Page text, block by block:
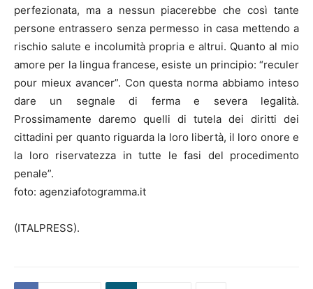
perfezionata, ma a nessun piacerebbe che così tante
persone entrassero senza permesso in casa mettendo a
rischio salute e incolumità propria e altrui. Quanto al mio
amore per la lingua francese, esiste un principio: “reculer
pour mieux avancer”. Con questa norma abbiamo inteso
dare un segnale di ferma e severa legalità.
Prossimamente daremo quelli di tutela dei diritti dei
cittadini per quanto riguarda la loro libertà, il loro onore e
la loro riservatezza in tutte le fasi del procedimento
penale”.
foto: agenziafotogramma.it
(ITALPRESS).